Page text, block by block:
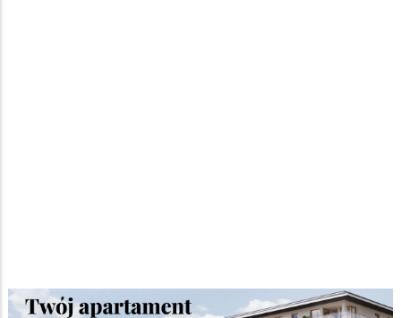
Strona główna/Wiadomości/Wiadomości z regionu/